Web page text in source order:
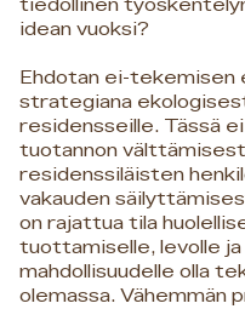
tiedollinen
idean vuoksi?
Ehdotan ei-
strategiana
residensseille. Tässä
tuotannon
residenssiläisten
vakauden
on rajattua tila
tuottamiselle, levolle ja
mahdollisuudelle olla
olemassa. Vähemmän